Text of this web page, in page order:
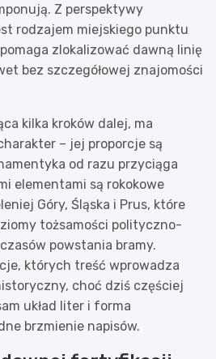
Z perspektywy
rodzajem miejskiego punktu
zlokalizować dawną linię
bez szczegółowej znajomości
kilka kroków dalej, ma
– jej proporcje są
od razu przyciąga
elementami są rokokowe
Góry, Śląska i Prus, które
tożsamości polityczno-
powstania bramy.
których treść wprowadza
choć dziś częściej
układ liter i forma
brzmienie napisów.